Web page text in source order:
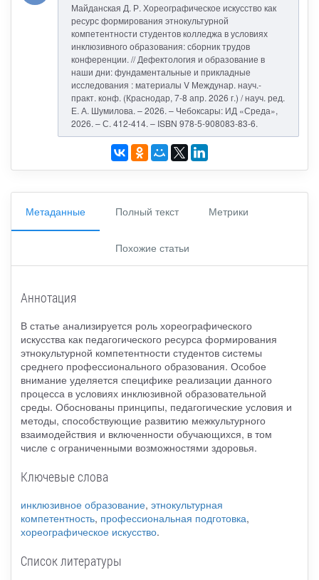
Майданская Д. Р. Хореографическое искусство как
ресурс формирования этнокультурной
компетентности студентов колледжа в условиях
инклюзивного образования: сборник трудов
конференции. // Дефектология и образование в
наши дни: фундаментальные и прикладные
исследования : материалы V Междунар. науч.-
практ. конф. (Краснодар, 7-8 апр. 2026 г.) / науч. ред.
Е. А. Шумилова. – 2026. – Чебоксары: ИД «Среда»,
2026. – С. 412-414. – ISBN 978-5-908083-83-6.
Метаданные Полный текст Метрики
Похожие статьи
Аннотация
В статье анализируется роль хореографического
искусства как педагогического ресурса формирования
этнокультурной компетентности студентов системы
среднего профессионального образования. Особое
внимание уделяется специфике реализации данного
процесса в условиях инклюзивной образовательной
среды. Обоснованы принципы, педагогические условия и
методы, способствующие развитию межкультурного
взаимодействия и включенности обучающихся, в том
числе с ограниченными возможностями здоровья.
Ключевые слова
инклюзивное образование, этнокультурная
компетентность, профессиональная подготовка,
хореографическое искусство.
Список литературы